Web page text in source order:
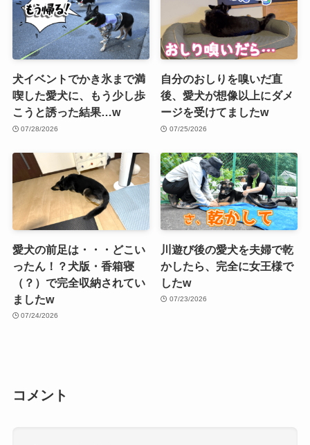
犬イベントでかき氷まで満
喫した愛犬に、もう少し歩
こうと誘った結果…w
07/28/2026
自分のおしりを嗅いだ直
後、愛犬が想像以上にダメ
ージを受けてましたw
07/25/2026
愛犬の前足は・・・どこい
ったん！？犬版・香箱寝
（？）で完全収納されてい
ましたw
07/24/2026
川遊び後の愛犬を夫婦で乾
かしたら、完全に女王様で
したw
07/23/2026
コメント